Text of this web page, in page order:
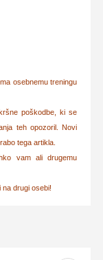
osebnemu treningu
poškodbe, ki se
teh opozoril. Novi
tega artikla.
vam ali drugemu
drugi osebi!